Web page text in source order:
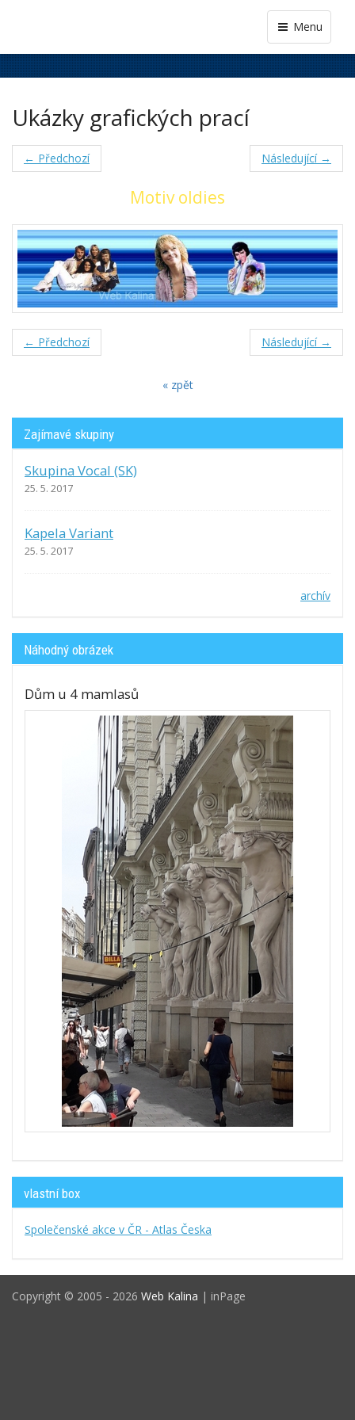
Menu
Ukázky grafických prací
← Předchozí Následující →
Motiv oldies
← Předchozí Následující →
« zpět
Zajímavé skupiny
Skupina Vocal (SK)
25. 5. 2017
Kapela Variant
25. 5. 2017
archív
Náhodný obrázek
Dům u 4 mamlasů
vlastní box
Společenské akce v ČR - Atlas Česka
Copyright © 2005 - 2026 Web Kalina | inPage